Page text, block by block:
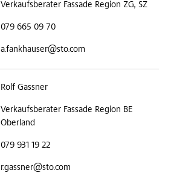
Verkaufsberater Fassade Region ZG, SZ
079 665 09 70
a.fankhauser@sto.com
Rolf Gassner
Verkaufsberater Fassade Region BE
Oberland
079 931 19 22
r.gassner@sto.com